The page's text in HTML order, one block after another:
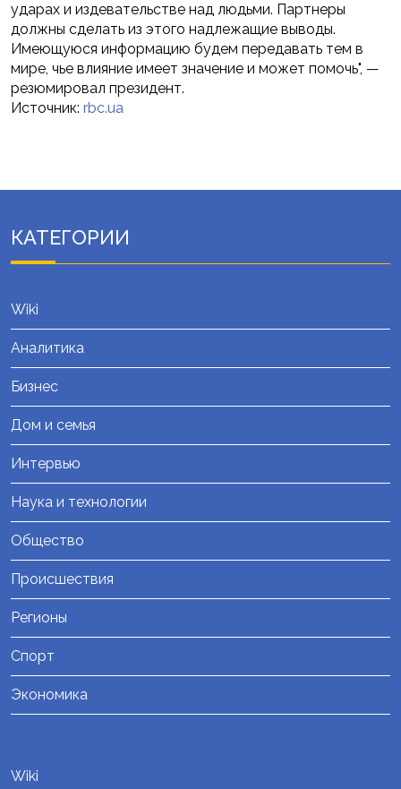
ударах и издевательстве над людьми. Партнеры
должны сделать из этого надлежащие выводы.
Имеющуюся информацию будем передавать тем в
мире, чье влияние имеет значение и может помочь", —
резюмировал президент.
Источник: rbc.ua
КАТЕГОРИИ
Wiki
Аналитика
Бизнес
Дом и семья
Интервью
Наука и технологии
Общество
Происшествия
Регионы
Спорт
Экономика
Wiki